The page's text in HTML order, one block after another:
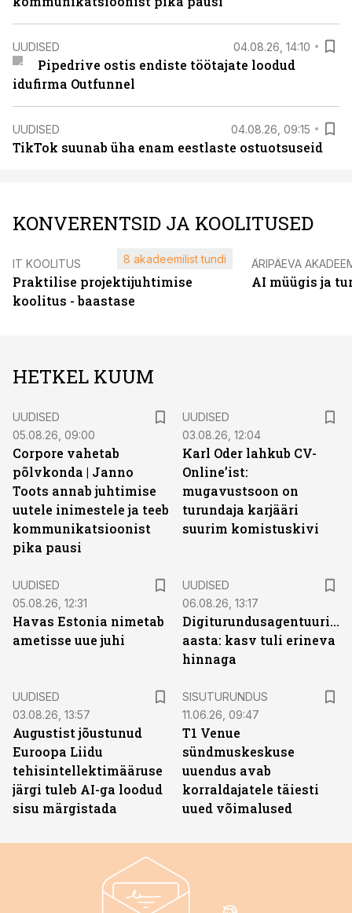
UUDISED 04.08.26, 14:10
Pipedrive ostis endiste töötajate loodud
idufirma Outfunnel
UUDISED 04.08.26, 09:15
TikTok suunab üha enam eestlaste ostuotsuseid
KONVERENTSID JA KOOLITUSED
IT KOOLITUS
Praktilise projektijuhtimise
koolitus - baastase
8 akadeemilist tundi ÄRIPÄEVA
AI müügis ja
HETKEL KUUM
UUDISED
05.08.26, 09:00
Corpore vahetab
põlvkonda | Janno
Toots annab juhtimise
uutele inimestele ja teeb
kommunikatsioonist
pika pausi
UUDISED
03.08.26, 12:04
Karl Oder lahkub CV-
Online’ist:
mugavustsoon on
turundaja karjääri
suurim komistuskivi
UUDISED
05.08.26, 12:31
Havas Estonia nimetab
ametisse uue juhi
UUDISED
06.08.26, 13:17
Digiturundusagentuuride
aasta: kasv tuli erineva
hinnaga
UUDISED
03.08.26, 13:57
Augustist jõustunud
Euroopa Liidu
tehisintellektimääruse
järgi tuleb AI-ga loodud
sisu märgistada
SISUTURUNDUS
11.06.26, 09:47
T1 Venue
sündmuskeskuse
uuendus avab
korraldajatele täiesti
uued võimalused